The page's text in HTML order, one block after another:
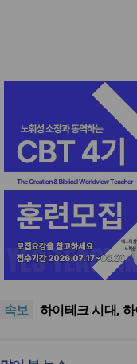
속보
사랑과 공의로 열
나라의 회복 원리
어쿠스틱 피아노
가을학기 개강…
하이테크 시대,